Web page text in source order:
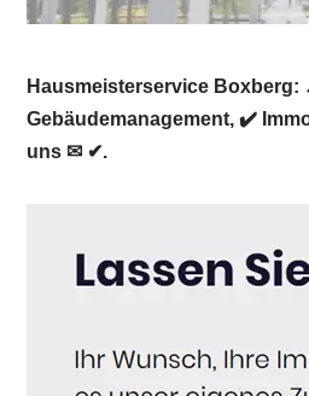
Hausmeisterservice
Gebäudemanagement, ✔️
uns ✉ ✔.